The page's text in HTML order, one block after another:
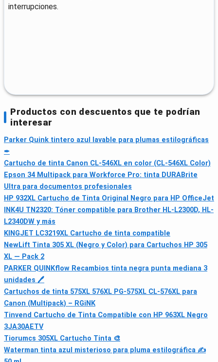
interrupciones.
Productos con descuentos que te podrían
interesar
Parker Quink tintero azul lavable para plumas estilográficas
✒
Cartucho de tinta Canon CL-546XL en color (CL-546XL Color)
Epson 34 Multipack para Workforce Pro: tinta DURABrite
Ultra para documentos profesionales
HP 932XL Cartucho de Tinta Original Negro para HP OfficeJet
INK4U TN2320: Tóner compatible para Brother HL-L2300D, HL-
L2340DW y más
KINGJET LC3219XL Cartucho de tinta compatible
NewLift Tinta 305 XL (Negro y Color) para Cartuchos HP 305
XL — Pack 2
PARKER QUINKflow Recambios tinta negra punta mediana 3
unidades 🖊
Cartuchos de tinta 575XL 576XL PG-575XL CL-576XL para
Canon (Multipack) – RGiNK
Tinvend Cartucho de Tinta Compatible con HP 963XL Negro
3JA30AETV
Tiorumcs 305XL Cartucho Tinta 🎨
Waterman tinta azul misterioso para pluma estilográfica ✍️